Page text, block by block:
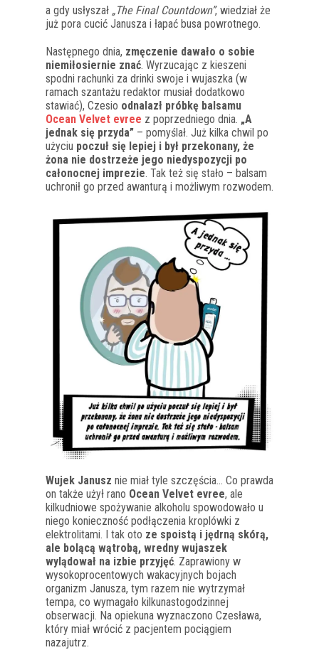
a gdy usłyszał „The Final Countdown”, wiedział że
już pora cucić Janusza i łapać busa powrotnego.
Następnego dnia, zmęczenie dawało o sobie
niemiłosiernie znać. Wyrzucając z kieszeni
spodni rachunki za drinki swoje i wujaszka (w
ramach szantażu redaktor musiał dodatkowo
stawiać), Czesio odnalazł próbkę balsamu
Ocean Velvet evree z poprzedniego dnia. „A
jednak się przyda” – pomyślał. Już kilka chwil po
użyciu poczuł się lepiej i był przekonany, że
żona nie dostrzeże jego niedyspozycji po
całonocnej imprezie. Tak też się stało – balsam
uchronił go przed awanturą i możliwym rozwodem.
Wujek Janusz nie miał tyle szczęścia… Co prawda
on także użył rano Ocean Velvet evree, ale
kilkudniowe spożywanie alkoholu spowodowało u
niego konieczność podłączenia kroplówki z
elektrolitami. I tak oto ze spoistą i jędrną skórą,
ale bolącą wątrobą, wredny wujaszek
wylądował na izbie przyjęć. Zaprawiony w
wysokoprocentowych wakacyjnych bojach
organizm Janusza, tym razem nie wytrzymał
tempa, co wymagało kilkunastogodzinnej
obserwacji. Na opiekuna wyznaczono Czesława,
który miał wrócić z pacjentem pociągiem
nazajutrz.